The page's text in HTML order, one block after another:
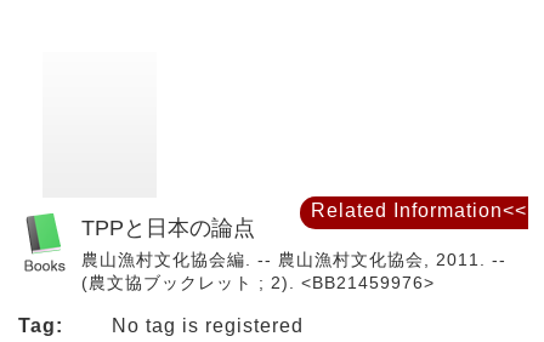
TPPと日本の論点
農山漁村文化協会編. -- 農山漁村文化協会, 2011. --
(農文協ブックレット ; 2). <BB21459976>
Tag:
No tag is registered
Related Information<<